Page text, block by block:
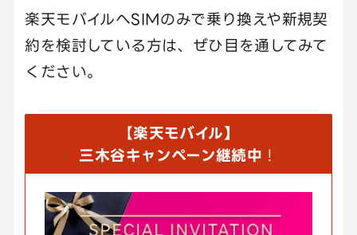
楽天モバイルへSIMのみで乗り換えや新規契
約を検討している方は、ぜひ目を通してみて
ください。
【楽天モバイル】
三木谷キャンペーン継続中 ！